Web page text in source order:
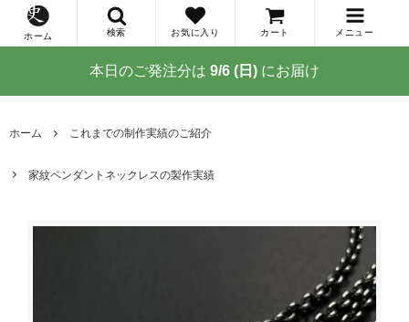
ホーム 検索 お気に入り カート メニュー
本日のご発注分は 9/6 (日) にお届け
ホーム これまでの制作実績のご紹介
家紋ペンダントネックレスの製作実績